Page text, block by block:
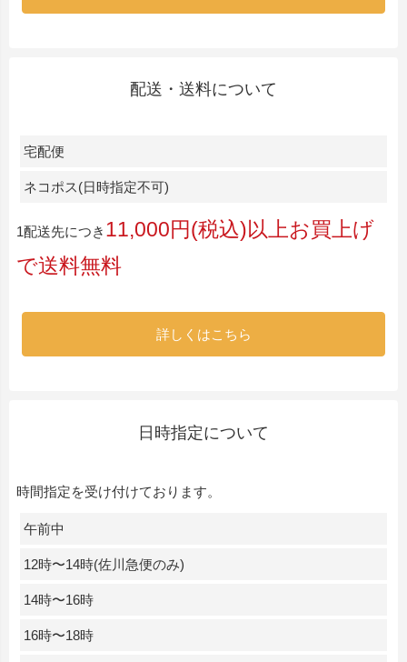
配送・送料について
宅配便
ネコポス(日時指定不可)
1配送先につき 11,000円(税込)以上お買上げ
で送料無料
詳しくはこちら
日時指定について
時間指定を受け付けております。
午前中
12時〜14時(佐川急便のみ)
14時〜16時
16時〜18時